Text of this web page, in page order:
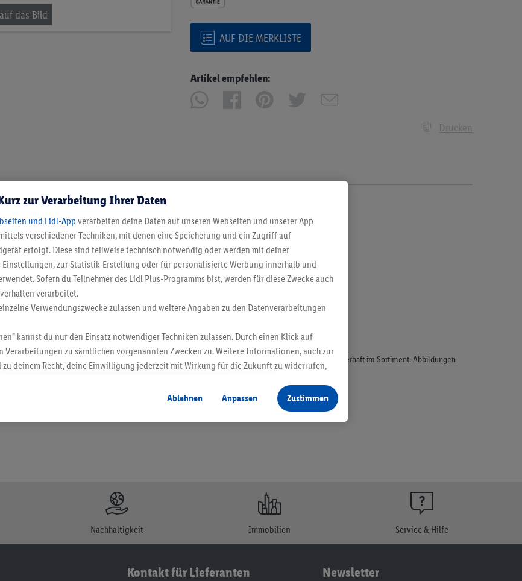
AUF DIE MERKLISTE
Artikel empfehlen:
Drucken
ohne Dekoration. Die hier beworbenen Produkte, vor allem NonFood-Produkte, sind nicht alle dauerhaft im Sortiment. Abbildungen
Nachhaltigkeit Immobilien Service & Hilfe
Kontakt für Lieferanten Newsletter
zur Verarbeitung Ihrer Daten
und Lidl-App verarbeiten deine Daten auf unseren Webseiten und unserer App
verschiedener Techniken, mit denen eine Speicherung und ein Zugriff auf
erfolgt. Diese sind teilweise technisch notwendig oder werden mit deiner
zur Statistik-Erstellung oder für personalisierte Werbung innerhalb und
Sofern du Teilnehmer des Lidl Plus-Programms bist, werden für diese Zwecke auch
verarbeitet.
Verwendungszwecke zulassen und weitere Angaben zu den Datenverarbeitungen
kannst du nur den Einsatz notwendiger Techniken zulassen. Durch einen Klick auf
Verarbeitungen zu sämtlichen vorgenannten Zwecken zu. Weitere Informationen, auch zur
zu deinem Recht, deine Einwilligung jederzeit mit Wirkung für die Zukunft zu widerrufen,
Ablehnen
Anpassen Zustimmen